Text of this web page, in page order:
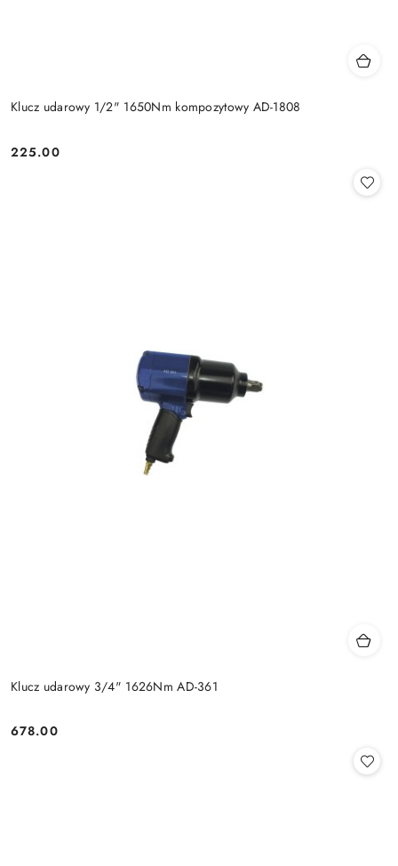
Klucz udarowy 1/2" 1650Nm kompozytowy AD-1808
Cena:
225.00
Klucz udarowy 3/4" 1626Nm AD-361
Cena:
678.00